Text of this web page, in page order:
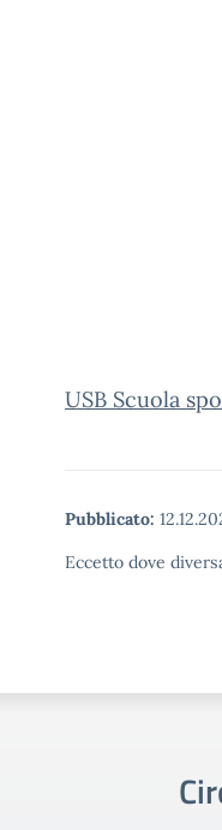
USB Scuola
Pubblicato:
Eccetto dove